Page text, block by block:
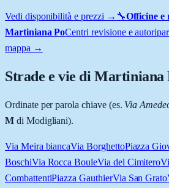
Vedi disponibilità e prezzi → 🔧Officine e
Martiniana PoCentri revisione e
mappa →
Strade e vie diMartiniana
Ordinate per parola chiave (es. Via
Mdi Modigliani).
Via Meira biancaVia BorghettoPiazza
BoschiVia Rocca BouleVia del Cimitero
CombattentiPiazza GauthierVia San Grato